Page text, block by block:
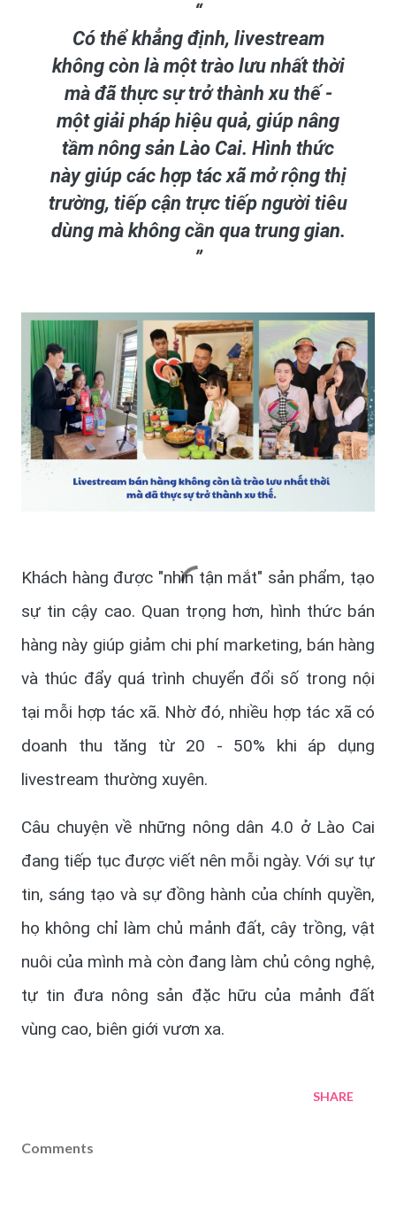
Có thể khẳng định, livestream
không còn là một trào lưu nhất thời
mà đã thực sự trở thành xu thế -
một giải pháp hiệu quả, giúp nâng
tầm nông sản Lào Cai. Hình thức
này giúp các hợp tác xã mở rộng thị
trường, tiếp cận trực tiếp người tiêu
dùng mà không cần qua trung gian.
Khách hàng được "nhìn tận mắt" sản phẩm, tạo
sự tin cậy cao. Quan trọng hơn, hình thức bán
hàng này giúp giảm chi phí marketing, bán hàng
và thúc đẩy quá trình chuyển đổi số trong nội
tại mỗi hợp tác xã. Nhờ đó, nhiều hợp tác xã có
doanh thu tăng từ 20 - 50% khi áp dụng
livestream thường xuyên.
Câu chuyện về những nông dân 4.0 ở Lào Cai
đang tiếp tục được viết nên mỗi ngày. Với sự tự
tin, sáng tạo và sự đồng hành của chính quyền,
họ không chỉ làm chủ mảnh đất, cây trồng, vật
nuôi của mình mà còn đang làm chủ công nghệ,
tự tin đưa nông sản đặc hữu của mảnh đất
vùng cao, biên giới vươn xa.
SHARE
Comments